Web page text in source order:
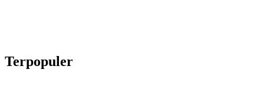
Terpopuler